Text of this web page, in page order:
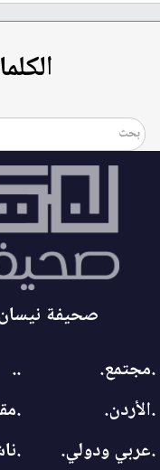
صحيفة نيسان
.مجتمع.
..
.الأردن.
.عربي ودولي.